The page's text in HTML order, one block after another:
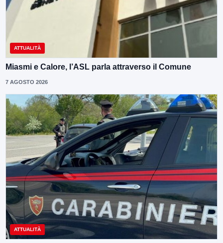
ATTUALITÀ
Miasmi e Calore, l’ASL parla attraverso il Comune
7 AGOSTO 2026
ATTUALITÀ